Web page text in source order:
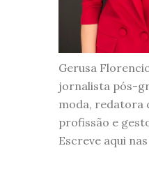
Gerusa
jornalista pós-
moda, redatora
profissão e
Escreve aqui